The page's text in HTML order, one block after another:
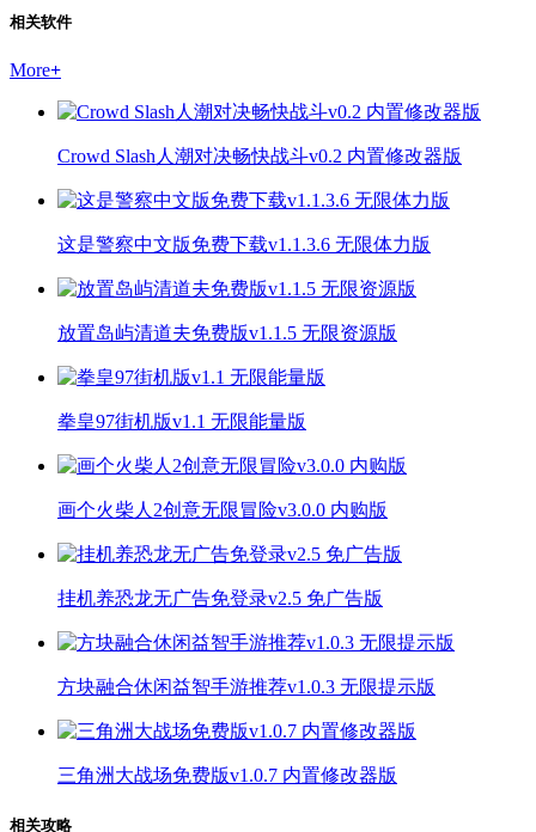
相关软件
More+
Crowd Slash人潮对决畅快战斗v0.2 内置修改器版
这是警察中文版免费下载v1.1.3.6 无限体力版
放置岛屿清道夫免费版v1.1.5 无限资源版
拳皇97街机版v1.1 无限能量版
画个火柴人2创意无限冒险v3.0.0 内购版
挂机养恐龙无广告免登录v2.5 免广告版
方块融合休闲益智手游推荐v1.0.3 无限提示版
三角洲大战场免费版v1.0.7 内置修改器版
相关攻略